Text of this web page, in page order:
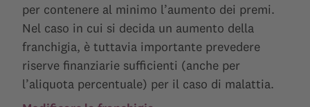
per contenere al minimo l’aumento dei premi.
Nel caso in cui si decida un aumento della
franchigia, è tuttavia importante prevedere
riserve finanziarie sufficienti (anche per
l’aliquota percentuale) per il caso di malattia.